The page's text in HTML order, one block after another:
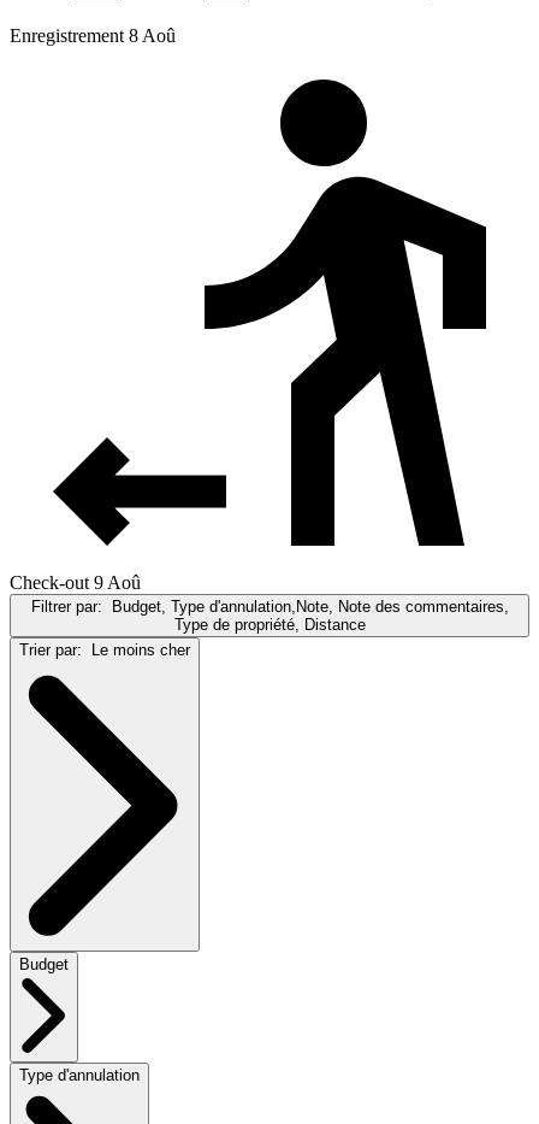
Enregistrement 8 Aoû
Check-out 9 Aoû
Filtrer par:
Budget, Type d'annulation,Note, Note des commentaires,
Type de propriété, Distance
Trier par:
Le moins cher
Budget
Type d'annulation